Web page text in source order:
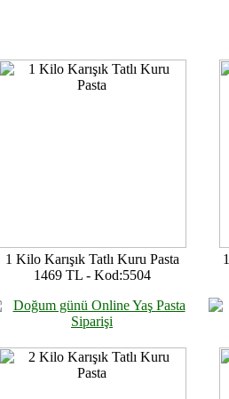
1 Kilo Karışık Tatlı Kuru Pasta
1469 TL - Kod:5504